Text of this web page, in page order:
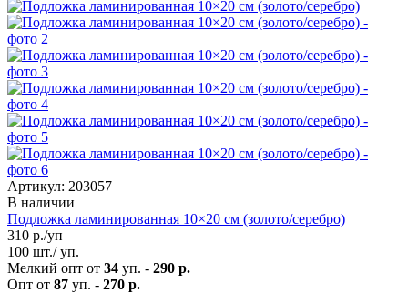
Артикул: 203057
В наличии
Подложка ламинированная 10×20 см (золото/серебро)
310 р./уп
100 шт./ уп.
Мелкий опт от 34 уп. - 290 р.
Опт от 87 уп. - 270 р.